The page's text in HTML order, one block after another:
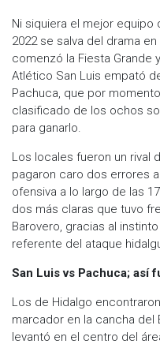
Ni siquiera el mejor equipo
2022 se salva del drama
comenzó la Fiesta Grande
Atlético San Luis empató
Pachuca, que por
clasificado de los ochos
para ganarlo.
Los locales fueron un rival
pagaron caro dos errores
ofensiva a lo largo de las
dos más claras que tuvo
Barovero, gracias al
referente del ataque
San Luis vs Pachuca; así
Los de Hidalgo
marcador en la cancha del
levantó en el centro del